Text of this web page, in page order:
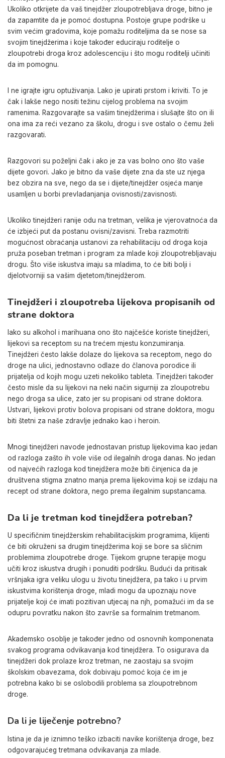
Ukoliko otkrijete da vaš tinejdžer zloupotrebljava droge, bitno je
da zapamtite da je pomoć dostupna. Postoje grupe podrške u
svim većim gradovima, koje pomažu roditeljima da se nose sa
svojim tinejdžerima i koje također educiraju roditelje o
zloupotrebi droga kroz adolescenciju i što mogu roditelji učiniti
da im pomognu.
I ne igrajte igru optuživanja. Lako je upirati prstom i kriviti. To je
čak i lakše nego nositi težinu cijelog problema na svojim
ramenima. Razgovarajte sa vašim tinejdžerima i slušajte što on ili
ona ima za reći vezano za školu, drogu i sve ostalo o čemu želi
razgovarati.
Razgovori su poželjni čak i ako je za vas bolno ono što vaše
dijete govori. Jako je bitno da vaše dijete zna da ste uz njega
bez obzira na sve, nego da se i dijete/tinejdžer osjeća manje
usamljen u borbi prevladanjanja ovisnosti/zavisnosti.
Ukoliko tinejdžeri ranije odu na tretman, velika je vjerovatnoća da
će izbjeći put da postanu ovisni/zavisni. Treba razmotriti
mogućnost obraćanja ustanovi za rehabilitaciju od droga koja
pruža poseban tretman i program za mlade koji zloupotrebljavaju
drogu. Što više iskustva imaju sa mladima, to će biti bolji i
djelotvorniji sa vašim djetetom/tinejdžerom.
Tinejdžeri i zloupotreba lijekova propisanih od
strane doktora
Iako su alkohol i marihuana ono što najčešće koriste tinejdžeri,
lijekovi sa receptom su na trećem mjestu konzumiranja.
Tinejdžeri često lakše dolaze do lijekova sa receptom, nego do
droge na ulici, jednostavno odlaze do članova porodice ili
prijatelja od kojih mogu uzeti nekoliko tableta. Tinejdžeri također
često misle da su lijekovi na neki način sigurniji za zloupotrebu
nego droga sa ulice, zato jer su propisani od strane doktora.
Ustvari, lijekovi protiv bolova propisani od strane doktora, mogu
biti štetni za naše zdravlje jednako kao i heroin.
Mnogi tinejdžeri navode jednostavan pristup lijekovima kao jedan
od razloga zašto ih vole više od ilegalnih droga danas. No jedan
od najvećih razloga kod tinejdžera može biti činjenica da je
društvena stigma znatno manja prema lijekovima koji se izdaju na
recept od strane doktora, nego prema ilegalnim supstancama.
Da li je tretman kod tinejdžera potreban?
U specifičnim tinejdžerskim rehabilitacijskim programima, klijenti
će biti okruženi sa drugim tinejdžerima koji se bore sa sličnim
problemima zloupotrebe droge. Tijekom grupne terapije mogu
učiti kroz iskustva drugih i ponuditi podršku. Budući da pritisak
vršnjaka igra veliku ulogu u životu tinejdžera, pa tako i u prvim
iskustvima korištenja droge, mladi mogu da upoznaju nove
prijatelje koji će imati pozitivan utjecaj na njh, pomažući im da se
odupru povratku nakon što završe sa formalnim tretmanom.
Akademsko osoblje je također jedno od osnovnih komponenata
svakog programa odvikavanja kod tinejdžera. To osigurava da
tinejdžeri dok prolaze kroz tretman, ne zaostaju sa svojim
školskim obavezama, dok dobivaju pomoć koja će im je
potrebna kako bi se oslobodili problema sa zloupotrebnom
droge.
Da li je liječenje potrebno?
Istina je da je iznimno teško izbaciti navike korištenja droge, bez
odgovarajućeg tretmana odvikavanja za mlade.